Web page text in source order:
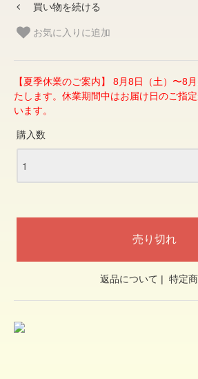
買い物を続ける
お気に入りに追加
【夏季休業のご案内】 8月8日（土）〜8
たします。休業期間中はお届け日のご指
います。
購入数
返品について | 特定